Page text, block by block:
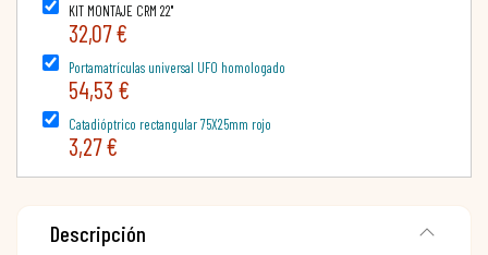
KIT MONTAJE CRM 22"
32,07 €
Portamatrículas universal UFO homologado
54,53 €
Catadióptrico rectangular 75X25mm rojo
3,27 €
Descripción